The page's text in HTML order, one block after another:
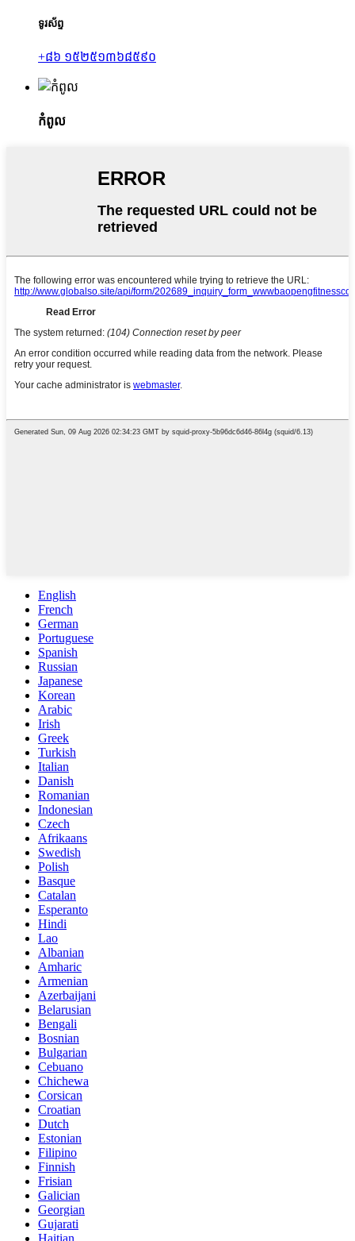
ទូរស័ព្ទ
+៨៦ ១៥២៥១៣៦៨៥៩០
កំពូល
English
French
German
Portuguese
Spanish
Russian
Japanese
Korean
Arabic
Irish
Greek
Turkish
Italian
Danish
Romanian
Indonesian
Czech
Afrikaans
Swedish
Polish
Basque
Catalan
Esperanto
Hindi
Lao
Albanian
Amharic
Armenian
Azerbaijani
Belarusian
Bengali
Bosnian
Bulgarian
Cebuano
Chichewa
Corsican
Croatian
Dutch
Estonian
Filipino
Finnish
Frisian
Galician
Georgian
Gujarati
Haitian